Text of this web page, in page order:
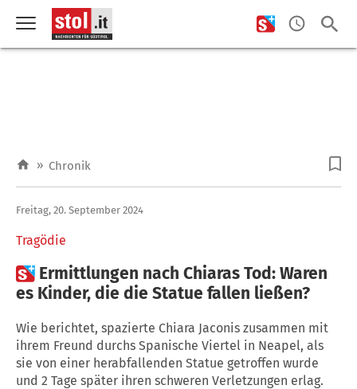
» Chronik
Tragödie
Freitag, 20. September 2024
 Ermittlungen nach Chiaras Tod: Waren
es Kinder, die die Statue fallen ließen?
Wie berichtet, spazierte Chiara Jaconis zusammen mit
ihrem Freund durchs Spanische Viertel in Neapel, als
sie von einer herabfallenden Statue getroffen wurde
und 2 Tage später ihren schweren Verletzungen erlag.